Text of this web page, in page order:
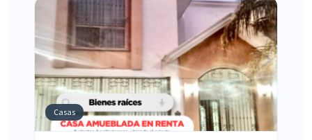
Casas